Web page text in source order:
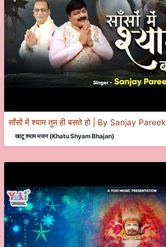
साँसों में श्याम तुम ही बसते हो | By Sanjay Pareek
खाटू श्याम भजन (Khatu Shyam Bhajan)